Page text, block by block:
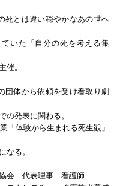
死とは違い穏やかなあの世へ
いた「自分の死を考える集
催。
団体から依頼を受け看取り劇
の発表に関わる。
体験から生まれる死生観」
る。
協会 代表理事 看護師